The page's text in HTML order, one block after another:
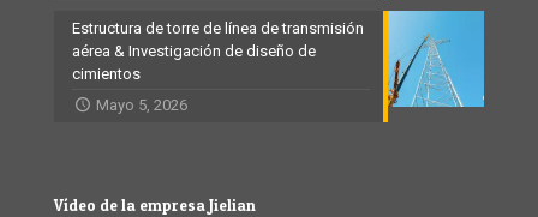
Estructura de torre de línea de transmisión
aérea & Investigación de diseño de
cimientos
Mayo 5, 2026
Vídeo de la empresa Jielian